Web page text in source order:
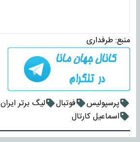
منبع:طرفداری
پرسپولیس فوتبال لیگ برتر ایران
اسماعیل کارتال